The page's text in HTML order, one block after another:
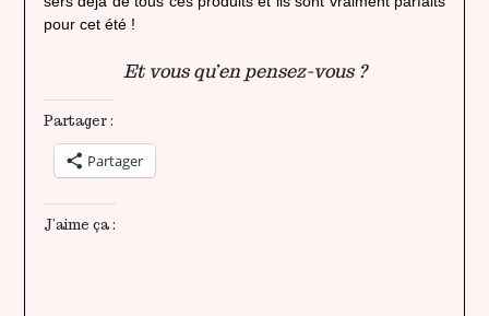
pour cet été !
Et vous qu’en pensez-vous ?
Partager :
Partager
J’aime ça :